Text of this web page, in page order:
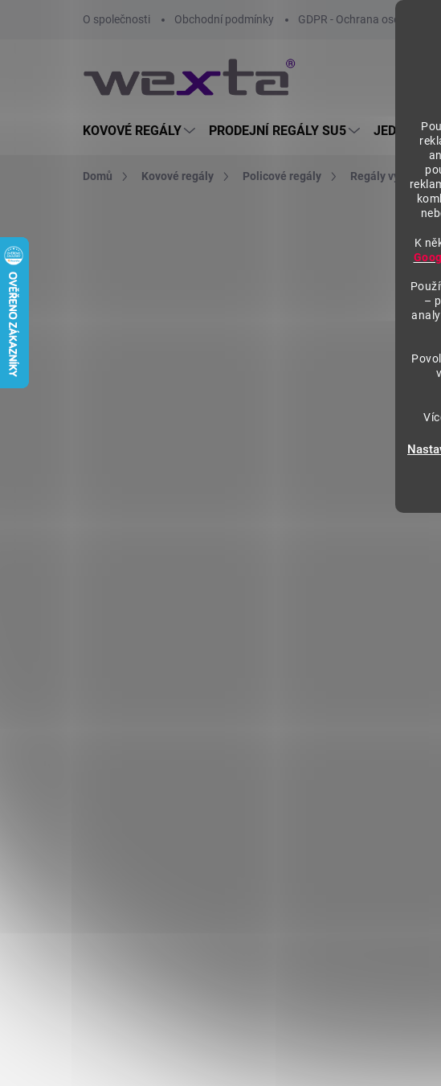
K
–
O společnosti Obchodní podmínky GDPR - Ochrana osobních
KOVOVÉ REGÁLY PRODEJNÍ REGÁLY SU5
Domů Kovové regály Policové regály Regály výška